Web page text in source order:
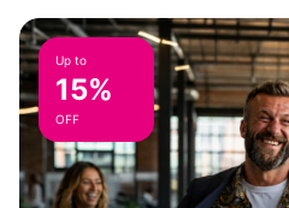
Up to
15%
OFF